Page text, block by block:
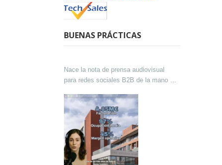
BUENAS PRÁCTICAS
Nace la nota de prensa audiovisual
para redes sociales B2B de la mano de